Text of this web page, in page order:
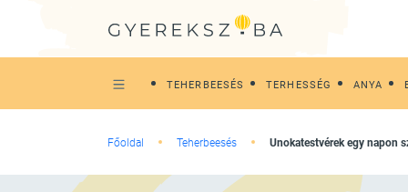
TEHERBEESÉS TERHESSÉG ANYA
Főoldal Teherbeesés Unokatestvérek egy napon